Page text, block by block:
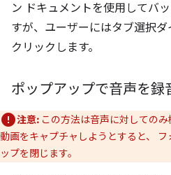
ン ドキュメントを使用してバ
すが、ユーザーにはタブ選択ダ
クリックします。
ポップアップで音声を録
注意: この方法は音声に対しての
動画をキャプチャしようとすると、
ップを閉じます。